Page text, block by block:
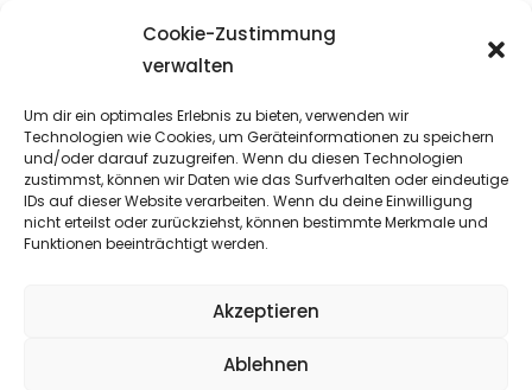
Cookie-Zustimmung
verwalten
Um dir ein optimales Erlebnis zu bieten, verwenden wir
Technologien wie Cookies, um Geräteinformationen zu speichern
und/oder darauf zuzugreifen. Wenn du diesen Technologien
zustimmst, können wir Daten wie das Surfverhalten oder eindeutige
IDs auf dieser Website verarbeiten. Wenn du deine Einwilligung
nicht erteilst oder zurückziehst, können bestimmte Merkmale und
Funktionen beeinträchtigt werden.
Akzeptieren
Ablehnen
Uncategorized
YouTube
Facebook
Instagram